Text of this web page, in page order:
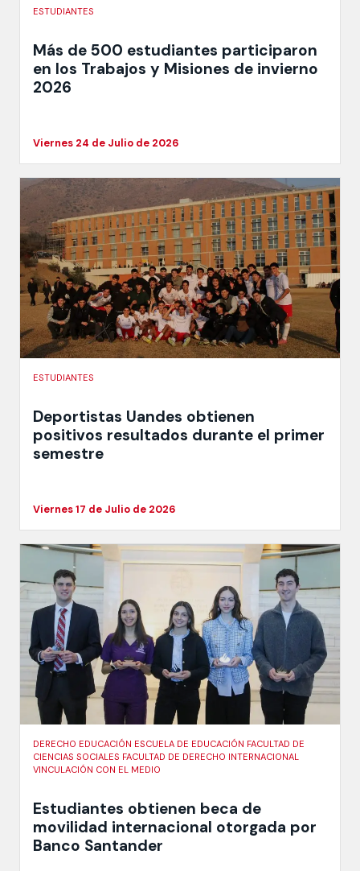
ESTUDIANTES
Más de 500 estudiantes participaron
en los Trabajos y Misiones de invierno
2026
Viernes 24 de Julio de 2026
ESTUDIANTES
Deportistas Uandes obtienen
positivos resultados durante el primer
semestre
Viernes 17 de Julio de 2026
DERECHO EDUCACIÓN ESCUELA DE EDUCACIÓN FACULTAD DE
CIENCIAS SOCIALES FACULTAD DE DERECHO INTERNACIONAL
VINCULACIÓN CON EL MEDIO
Estudiantes obtienen beca de
movilidad internacional otorgada por
Banco Santander